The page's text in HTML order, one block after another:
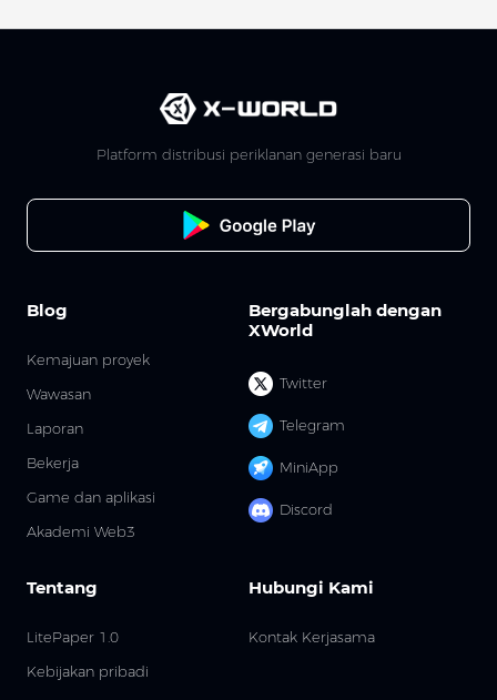
Platform distribusi periklanan generasi baru
Bergabunglah dengan
XWorld
Twitter
Telegram
MiniApp
Discord
Blog
Kemajuan proyek
Wawasan
Laporan
Bekerja
Game dan aplikasi
Akademi Web3
Tentang
LitePaper 1.0
Kebijakan pribadi
Hubungi Kami
Kontak Kerjasama